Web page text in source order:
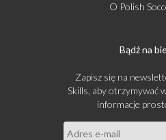
O Polish
Bądź na
Zapisz się na
Skills, aby otrzymywać
informacje